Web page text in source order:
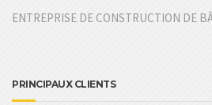
ENTREPRISE DE CONSTRUCTION DE
PRINCIPAUX CLIENTS